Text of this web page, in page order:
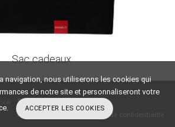
navigation, nous utiliserons les cookies qui
de notre site et personnaliseront votre
ACCEPTER LES COOKIES
Sac cadeaux
YouTube
Mentions Légales
Politique de confidentialité